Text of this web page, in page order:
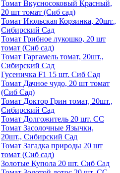
Томат Вкусносоковый Красный,
20 шт томат (Сиб сад)
Томат Июльская Корзинка, 20шт.,
Сибирский Сад
Томат Грибное лукошко, 20 шт
томат (Сиб сад)
Томат Гаргамель томат, 20шт.,
Сибирский Сад
Гусеничка F1 15 шт. Сиб Сад
Томат Дачное чудо, 20 шт томат
(Сиб Сад)
Томат Доктор Грин томат, 20шт.,
Сибирский Сад
Томат Долгожитель 20 шт. СС
Томат Засолочные Язычки,
20шт., Сибирский Сад
Томат Загадка природы 20 шт
томат (Сиб сад)
Золотые Купола 20 шт. Сиб Сад